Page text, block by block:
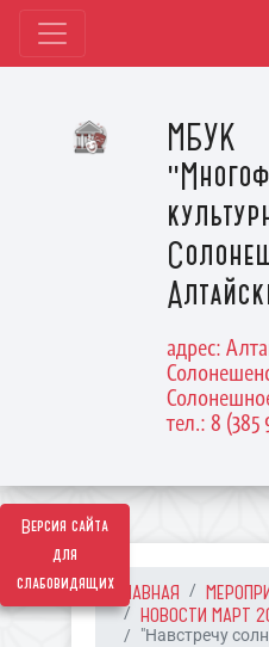
Версия сайта
для
слабовидящих
МБУК
адрес:
тел.: 8 (385
ГЛАВНАЯ
НОВОСТИ МАРТ
"Навстречу